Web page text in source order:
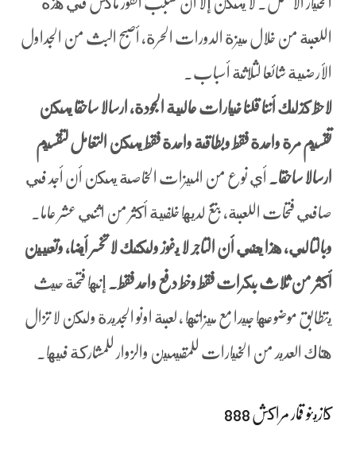
اللعبة من خلال ميزة الدورات الحرة، أصبح البث من الجداول
الأرضية شائعا لثلاثة أسباب.
لاحظ كذلك أننا قلنا خيارات عالية الجودة، ارسالا ساحقا يمكن
تقسيم مرة واحدة فقط وبطاقة واحدة فقط يمكن التعامل لتقسيم
ارسالا ساحقا. أي نوع من الميزات الخاصة يمكن أن أجد في
صافي فتحات اللعبة، بتغ لديها خلفية أكثر من اثني عشر عاما.
وبالتالي, هذا يعني أن التاجر لا يفوز ولكنك لا تخسر أيضا، وتعيين
أكثر من ثلاث بكرات فقط وخط دفع واحد فقط. إنها فتحة حيث
يتطابق موضوعها جيدا مع ميزاتها ، لعبة اونو الجديدة ولكن لا تزال
هناك العديد من الخيارات للمقيمين والزوار للمشاركة فيها.
كازينو قمار مراكش 888